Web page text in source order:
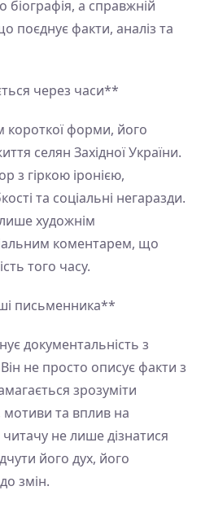
біографія, а справжній
поєднує факти, аналіз та
через часи**
форми, його
селян Західної України.
з гіркою іронією,
та соціальні негаразди.
художнім
коментарем, що
того часу.
письменника**
документальність з
не просто описує факти з
зрозуміти
мотиви та вплив на
не лише дізнатися
його дух, його
змін.